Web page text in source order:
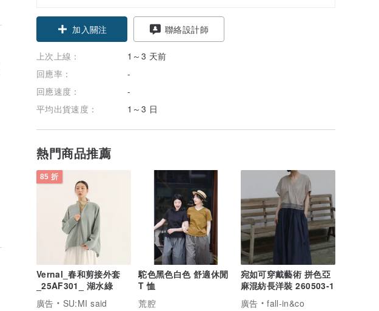
加入關注 聯絡設計師
上次上線：
1～3 天前
回應率：
-
回應速度：
-
平均出貨速度：
1～3 日
熱門商品推薦
85 折
Vernal_春和剪接外套
_25AF301_ 湖水綠
廣告
SU:MI said
駝色黑色白色 舒適休閒
T 恤
荒腔
宛如可穿戴藝術 拼色亞
麻混紡長洋裝 260503-1
廣告
fall-in&co